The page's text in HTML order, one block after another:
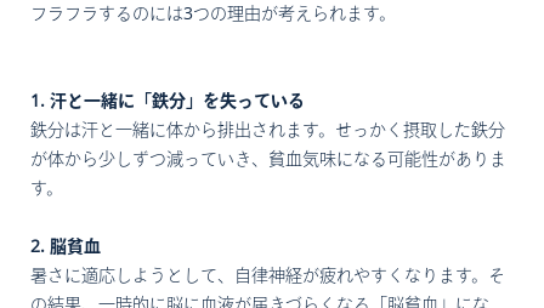
フラフラするのには3つの理由が考えられます。
1. 汗と一緒に「鉄分」を失っている
鉄分は汗と一緒に体から排出されます。せっかく摂取した鉄分
が体から少しずつ減っていき、貧血気味になる可能性がありま
す。
2. 脳貧血
暑さに適応しようとして、自律神経が疲れやすくなります。そ